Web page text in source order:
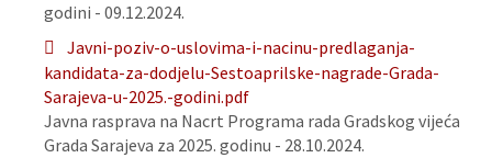
godini - 09.12.2024.
Javni-poziv-o-uslovima-i-nacinu-predlaganja-
kandidata-za-dodjelu-Sestoaprilske-nagrade-Grada-
Sarajeva-u-2025.-godini.pdf
Javna rasprava na Nacrt Programa rada Gradskog vijeća
Grada Sarajeva za 2025. godinu - 28.10.2024.